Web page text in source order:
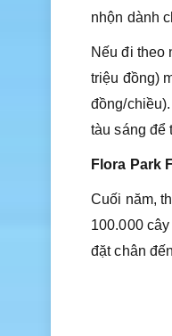
nhộn dành
Nếu đi theo
triệu đồng)
đồng/
tàu sáng để
Flora Park
Cuối năm,
100.000
đặt chân